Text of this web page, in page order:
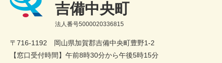
吉備中央町
法人番号5000020336815
〒716-1192 岡山県加賀郡吉備中央町豊野1-2
【窓口受付時間】午前8時30分から午後5時15分